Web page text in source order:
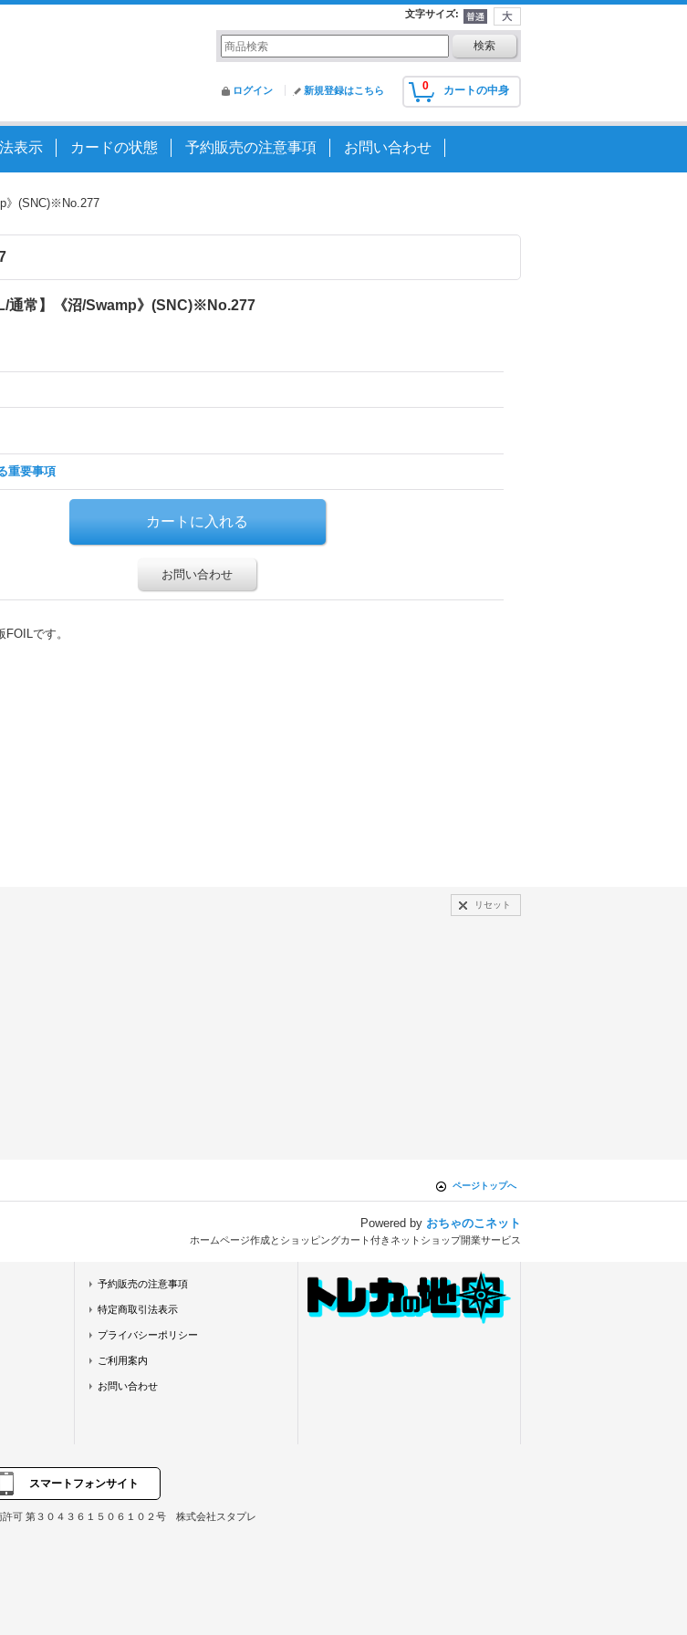
文字サイズ:
0 カートの中身
ログイン 新規登録はこちら
表示 カードの状態 予約販売の注意事項 お問い合わせ
》(SNC)※No.277
通常】《沼/Swamp》(SNC)※No.277
重要事項
お問い合わせ
です。
リセット
ページトップへ
Powered by おちゃのこネット
ホームページ作成とショッピングカート付きネットショップ開業サービス
予約販売の注意事項
特定商取引法表示
プライバシーポリシー
ご利用案内
お問い合わせ
スマートフォンサイト
許可 第３０４３６１５０６１０２号 株式会社スタプレ